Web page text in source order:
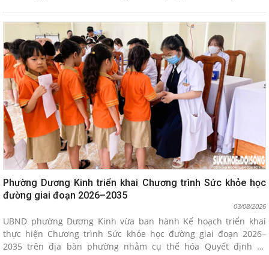
Phường Dương Kinh triển khai Chương trình Sức khỏe học
đường giai đoạn 2026–2035
03/08/2026
UBND phường Dương Kinh vừa ban hành Kế hoạch triển khai
thực hiện Chương trình Sức khỏe học đường giai đoạn 2026–
2035 trên địa bàn phường nhằm cụ thể hóa Quyết định số